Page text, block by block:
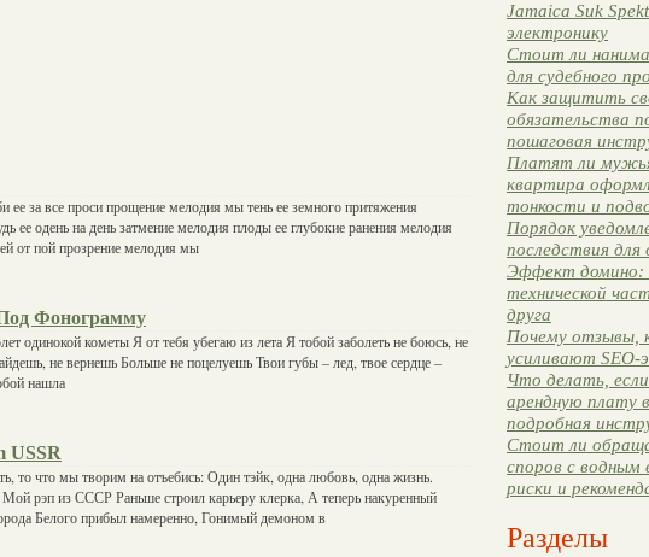
Jamaica Suk
электронику
Стоит ли
для судебного
Как защитить
обязательства
пошаговая
Платят ли
квартира
тонкости и
Порядок
последствия для
Эффект домино:
технической
друга
Почему отзывы,
усиливают
Что делать,
арендную плату
подробная
Стоит ли
споров с водным
риски и
Разделы
ее за все проси прощение мелодия мы тень ее земного притяжения
ее одень на день затмение мелодия плоды ее глубокие ранения мелодия
от пой прозрение мелодия мы
Фонограмму
одинокой кометы Я от тебя убегаю из лета Я тобой заболеть не боюсь, не
не вернешь Больше не поцелуешь Твои губы – лед, твое сердце –
нашла
USSR
то что мы творим на отъебись: Один тэйк, одна любовь, одна жизнь.
Мой рэп из СССР Раньше строил карьеру клерка, А теперь накуренный
Белого прибыл намеренно, Гонимый демоном в